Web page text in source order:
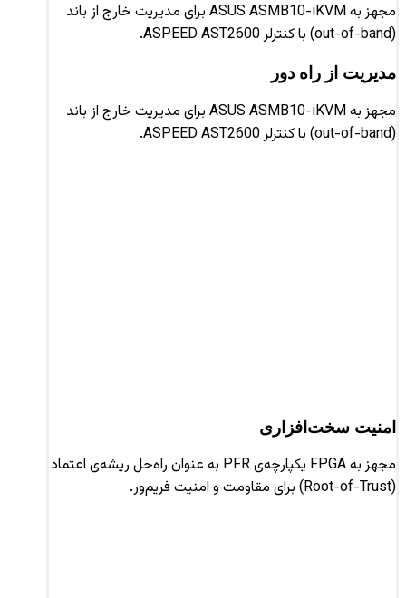
مجهز به ASUS ASMB10-iKVM برای مدیریت خارج از باند
(out-of-band) با کنترلر ASPEED AST2600.
مدیریت از راه دور
مجهز به ASUS ASMB10-iKVM برای مدیریت خارج از باند
(out-of-band) با کنترلر ASPEED AST2600.
امنیت سخت‌افزاری
مجهز به FPGA یکپارچه‌ی PFR به عنوان راه‌حل ریشه‌ی اعتماد
(Root-of-Trust) برای مقاومت و امنیت فریم‌ور.